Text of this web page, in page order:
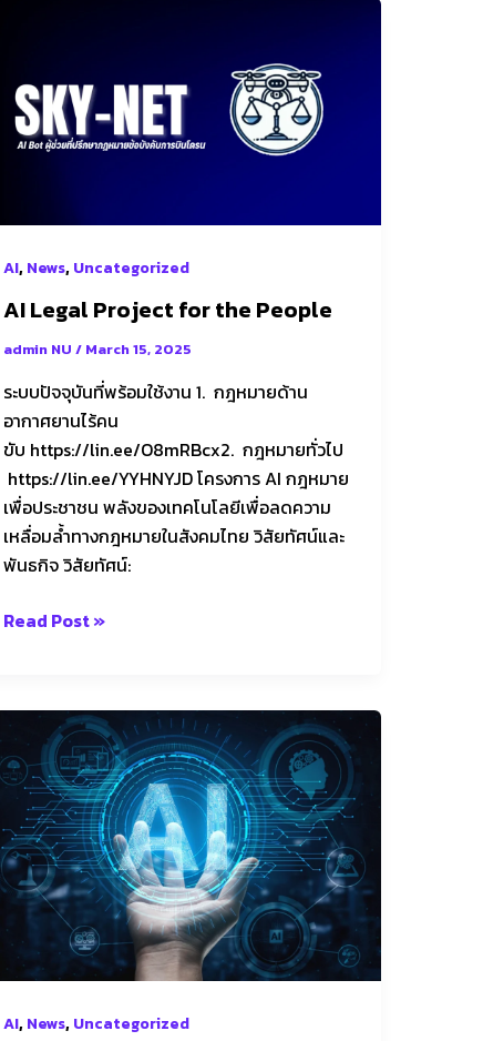
AI,News,Uncategorized
AI Legal Project for the People
admin NU / March 15, 2025
ระบบปัจจุบันที่พร้อมใช้งาน 1. กฎหมายด้าน
อากาศยานไร้คน
ขับ https://lin.ee/O8mRBcx2. กฎหมายทั่วไป
https://lin.ee/YYHNYJD โครงการ AI กฎหมาย
เพื่อประชาชน พลังของเทคโนโลยีเพื่อลดความ
เหลื่อมล้ำทางกฎหมายในสังคมไทย วิสัยทัศน์และ
พันธกิจ วิสัยทัศน์:
for
the
People
Read Post »
AI,News,Uncategorized
2025:
Stepping
into
New
Era,
Gaining
Advantage
with
AI-
Native